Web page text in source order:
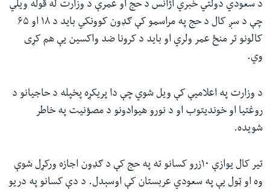
د سعودي دولتي خبري اژانس د حج او عمرې د وزارت له قوله ویلي
چې د سږ کال د حج په مراسمو کې ګډون کوونکي باید د ۱۸ او ۶۵
کالونو تر منځ عمر ولري او باید د کرونا ضد واکسین یې هم کړی
وي.
د وزارت په اعلامیې کې ویل شوي چې دا پریکړه پخپله د حاجیانو د
روغتیا او خوندیتوب او د نورو هیوادونو د مصؤنیت په خاطر
شویده.
تیر کال یوازې ۱۰زرو کسانو ته په حج کې د ګډون اجازه ورکړل شوې
وه او ټول یې په سعودي عربستان کې اوسېدل. د دې کسانو په دریو